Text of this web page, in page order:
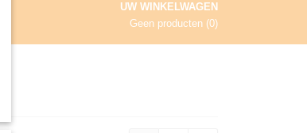
UW WINKELWAGEN
Geen producten (0)